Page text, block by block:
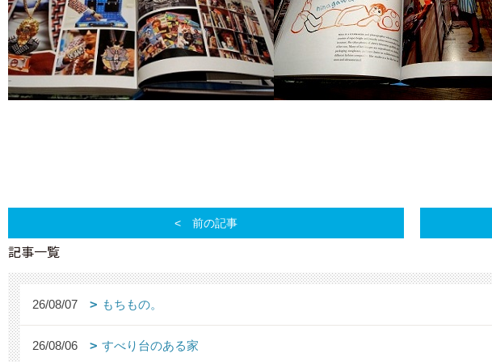
前の記事
記事一覧
26/08/07 もちもの。
26/08/06 すべり台のある家